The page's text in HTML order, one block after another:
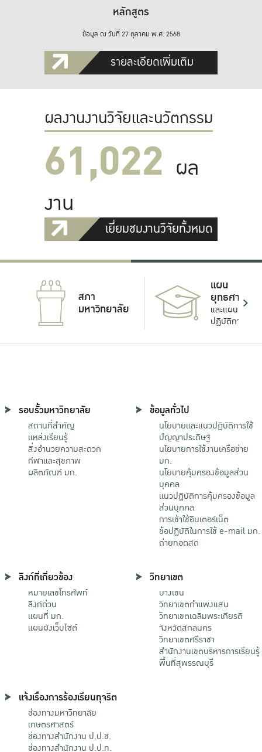
หลักสูตร
ข้อมูล ณ วันที่ 27 ตุลาคม พ.ศ. 2568
รายละเอียดเพิ่มเติม
ผลงานงานวิจัยและนวัตกรรม
61,022 ผล
งาน
เยี่ยมชมงานวิจัยทั้งหมด
สภา
มหาวิทยาลัย
แผน
ยุทธศาสตร์
และแผน
ปฏิบัติการ
รอบรั้วมหาวิทยาลัย
สถานที่สำคัญ
แหล่งเรียนรู้
สิ่งอำนวยความสะดวก
กีฬาและสุขภาพ
ผลิตภัณฑ์ มก.
ข้อมูลทั่วไป
นโยบายและแนวปฏิบัติการใช้
ปัญญาประดิษฐ์
นโยบายการใช้งานเครือข่าย
มก.
นโยบายคุ้มครองข้อมูลส่วน
บุคคล
แนวปฏิบัติการคุ้มครองข้อมูล
ส่วนบุคคล
การเข้าใช้อินเตอร์เน็ต
ข้อปฏิบัติในการใช้ e-mail มก.
ถ่ายทอดสด
ลิงก์ที่เกี่ยวข้อง
หมายเลขโทรศัพท์
ลิงก์ด่วน
แผนที่ มก.
แผนผังเว็บไซต์
วิทยาเขต
บางเขน
วิทยาเขตกําแพงแสน
วิทยาเขตเฉลิมพระเกียรติ
จังหวัดสกลนคร
วิทยาเขตศรีราชา
สำนักงานเขตบริหารการเรียนรู้
พื้นที่สุพรรณบุรี
แจ้งเรื่องการร้องเรียนทุจริต
ช่องทางมหาวิทยาลัย
เกษตรศาสตร์
ช่องทางสำนักงาน ป.ป.ช.
ช่องทางสำนักงาน ป.ป.ท.